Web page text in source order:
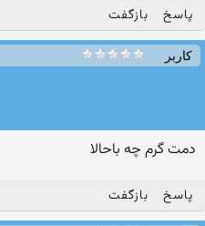
پاسخ بازگفت
کاربر
دمت گرم چه باحالا
پاسخ بازگفت